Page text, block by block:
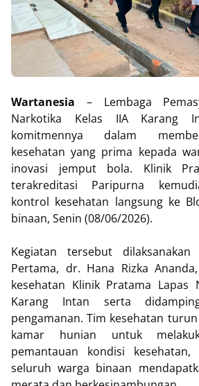
Wartanesia – Lembaga
Narkotika Kelas IIA Karang
komitmennya dalam
kesehatan yang prima kepada
inovasi jemput bola. Klinik
terakreditasi Paripurna
kontrol kesehatan langsung ke
binaan, Senin (08/06/2026).
Kegiatan tersebut
Pertama, dr. Hana Rizka
kesehatan Klinik Pratama Lapas
Karang Intan serta
pengamanan. Tim kesehatan
kamar hunian untuk
pemantauan kondisi kesehatan,
seluruh warga binaan